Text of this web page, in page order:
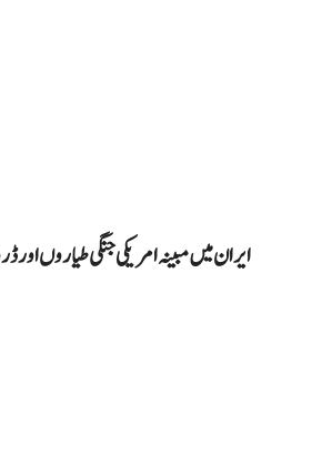
ایران میں مبینہ امریکی جنگی طیاروں اور